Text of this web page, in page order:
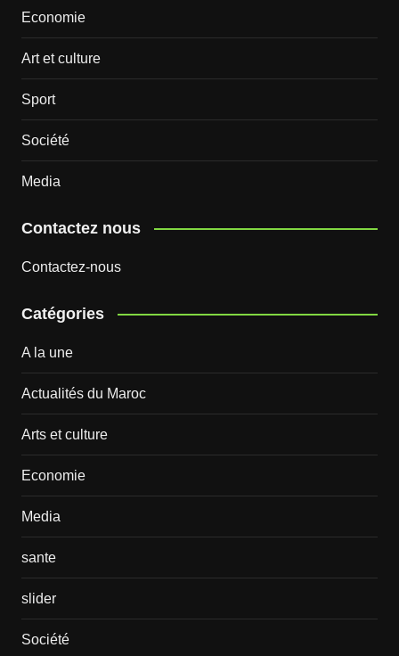
Economie
Art et culture
Sport
Société
Media
Contactez nous
Contactez-nous
Catégories
A la une
Actualités du Maroc
Arts et culture
Economie
Media
sante
slider
Société